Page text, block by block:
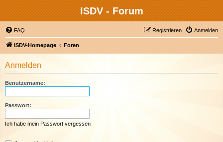
ISDV - Forum
FAQ Anmelden
Registrieren
ISDV-Homepage Foren
Anmelden
Benutzername:
Passwort:
Ich habe mein Passwort vergessen